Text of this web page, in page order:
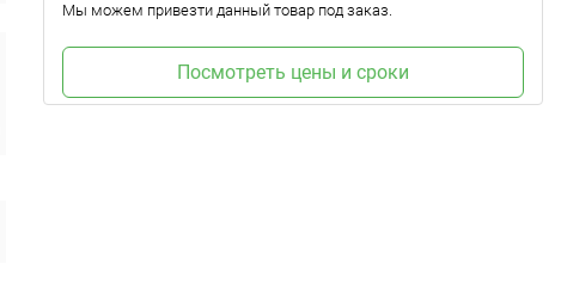
Мы можем привезти данный товар под заказ.
Посмотреть цены и сроки